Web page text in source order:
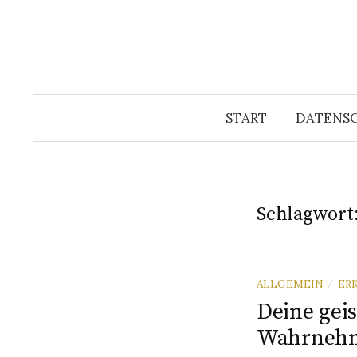
START
Schlagwort:
ALLGEMEIN /
Deine